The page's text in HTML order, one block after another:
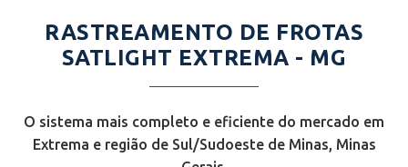
RASTREAMENTO DE FROTAS
SATLIGHT EXTREMA - MG
O sistema mais completo e eficiente do mercado em
Extrema e região de Sul/Sudoeste de Minas, Minas